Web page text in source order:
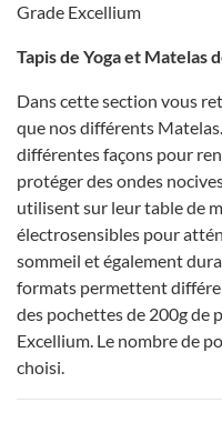
Grade Excellium
Tapis de Yoga et Matelas
Dans cette section vous
que nos différents
différentes façons pour
protéger des ondes
utilisent sur leur table de
électrosensibles pour
sommeil et également
formats permettent
des pochettes de 200g de
Excellium. Le nombre de
choisi.